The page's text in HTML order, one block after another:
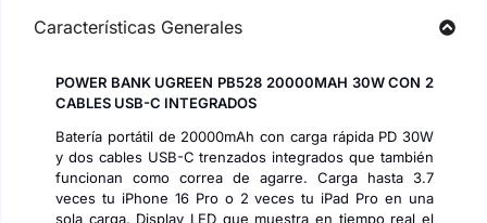
Características Generales
POWER BANK UGREEN PB528 20000MAH 30W CON 2
CABLES USB-C INTEGRADOS
Batería portátil de 20000mAh con carga rápida PD 30W
y dos cables USB-C trenzados integrados que también
funcionan como correa de agarre. Carga hasta 3.7
veces tu iPhone 16 Pro o 2 veces tu iPad Pro en una
sola carga. Display LED que muestra en tiempo real el